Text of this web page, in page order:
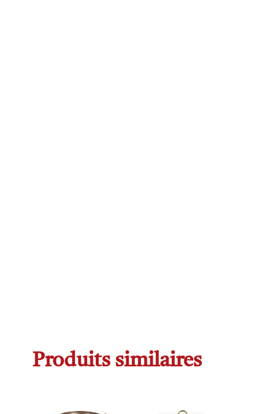
Produits similaires